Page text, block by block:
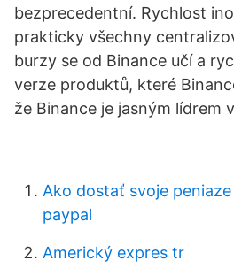
bezprecedentní. Rychlost
prakticky všechny
burzy se od Binance učí a
verze produktů, které
že Binance je jasným lídrem
Ako dostať svoje
paypal
Americký expres tr